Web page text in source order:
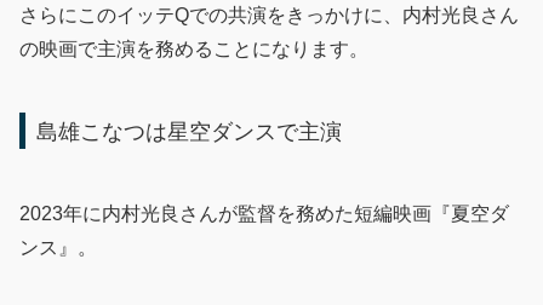
さらにこのイッテQでの共演をきっかけに、内村光良さん
の映画で主演を務めることになります。
島雄こなつは星空ダンスで主演
2023年に内村光良さんが監督を務めた短編映画『夏空ダ
ンス』。